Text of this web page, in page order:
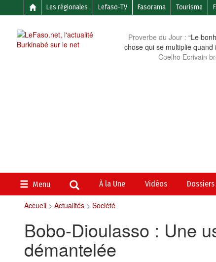
Les régionales Lefaso-TV Fasorama Tourisme
Proverbe du Jour : “Le
chose qui se multiplie quand
Coelho Ecrivain
Menu À la Une Vidéos Dossiers
Accueil> Actualités> Société
Bobo-Dioulasso : Une
démantelée